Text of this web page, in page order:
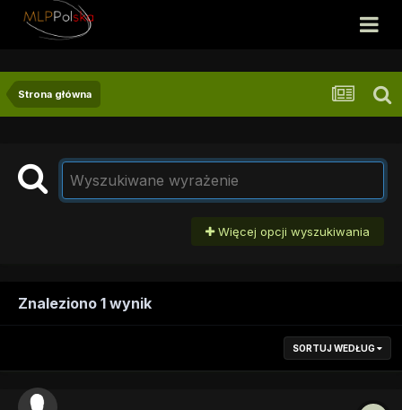
Strona główna
Więcej opcji wyszukiwania
Znaleziono 1 wynik
SORTUJ WEDŁUG